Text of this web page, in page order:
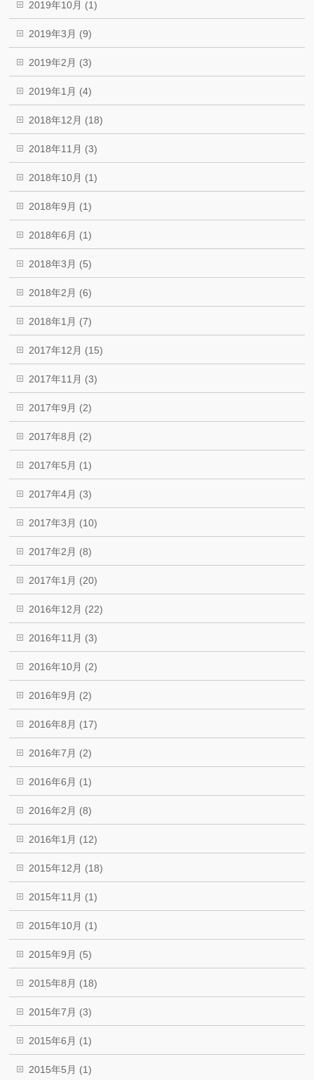
2019年10月 (1)
2019年3月 (9)
2019年2月 (3)
2019年1月 (4)
2018年12月 (18)
2018年11月 (3)
2018年10月 (1)
2018年9月 (1)
2018年6月 (1)
2018年3月 (5)
2018年2月 (6)
2018年1月 (7)
2017年12月 (15)
2017年11月 (3)
2017年9月 (2)
2017年8月 (2)
2017年5月 (1)
2017年4月 (3)
2017年3月 (10)
2017年2月 (8)
2017年1月 (20)
2016年12月 (22)
2016年11月 (3)
2016年10月 (2)
2016年9月 (2)
2016年8月 (17)
2016年7月 (2)
2016年6月 (1)
2016年2月 (8)
2016年1月 (12)
2015年12月 (18)
2015年11月 (1)
2015年10月 (1)
2015年9月 (5)
2015年8月 (18)
2015年7月 (3)
2015年6月 (1)
2015年5月 (1)